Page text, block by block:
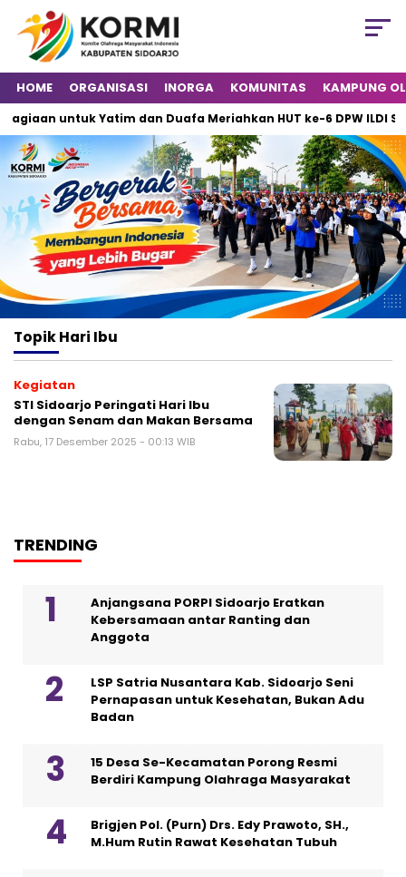
HOME ORGANISASI INORGA KOMUNITAS KAMPUNG
untuk Yatim dan Duafa Meriahkan HUT ke-6 DPW ILDI
TopikHari Ibu
Kegiatan
STI Sidoarjo Peringati Hari Ibu
dengan Senam dan Makan Bersama
Rabu, 17 Desember 2025 - 00:13 WIB
TRENDING
Anjangsana PORPI Sidoarjo Eratkan
Kebersamaan antar Ranting dan
Anggota
LSP Satria Nusantara Kab. Sidoarjo Seni
Pernapasan untuk Kesehatan, Bukan Adu
Badan
15 Desa Se-Kecamatan Porong Resmi
Berdiri Kampung Olahraga Masyarakat
Brigjen Pol. (Purn) Drs. Edy Prawoto, SH.,
M.Hum Rutin Rawat Kesehatan Tubuh